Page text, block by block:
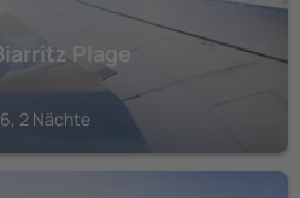
Plage
2 Nächte